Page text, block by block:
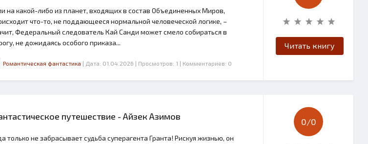
на какой-либо из планет, входящих в состав Объединенных Миров,
что-то, не поддающееся нормальной человеческой логике, –
Федеральный следователь Кай Санди может смело собираться в
не дожидаясь особого приказа...
Романтическая фантастика | Дата: 01.04.2026 | Просмотров: 1 | Комментариев: 0
Читать книгу
путешествие - Айзек Азимов
только не забрасывает судьба суперагента Гранта! Рискуя жизнью, он
0/0